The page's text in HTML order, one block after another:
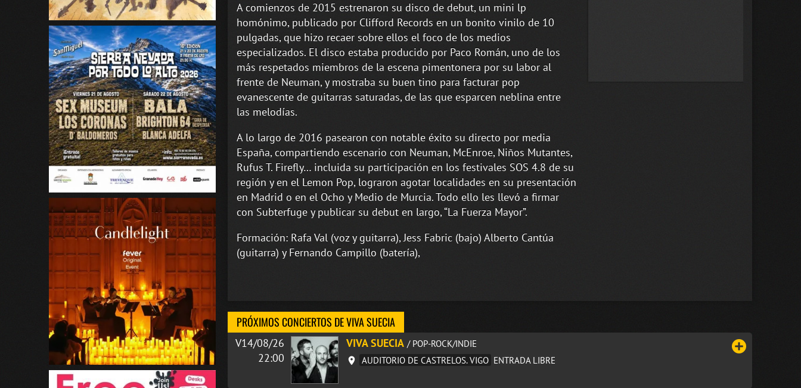
A comienzos de 2015 estrenaron su disco de debut, un mini lp
homónimo, publicado por Clifford Records en un bonito vinilo de 10
pulgadas, que hizo recaer sobre ellos el foco de los medios
especializados. El disco estaba producido por Paco Román, uno de los
más respetados miembros de la escena pimentonera por su labor al
frente de Neuman, y mostraba su buen tino para facturar pop
evanescente de guitarras saturadas, de las que esparcen neblina entre
las melodías.
A lo largo de 2016 pasearon con notable éxito su directo por media
España, compartiendo escenario con Neuman, McEnroe, Niños Mutantes,
Rufus T. Firefly… incluida su participación en los festivales SOS 4.8 de su
región y en el Lemon Pop, lograron agotar localidades en su presentación
en Madrid o en el Ocho y Medio de Murcia. Todo ello les llevó a firmar
con Subterfuge y publicar su debut en largo, “La Fuerza Mayor”.
Formación: Rafa Val (voz y guitarra), Jess Fabric (bajo) Alberto Cantúa
(guitarra) y Fernando Campillo (batería),
PRÓXIMOS CONCIERTOS DE VIVA SUECIA
V14/08/26
22:00
VIVA SUECIA / POP-ROCK/INDIE
AUDITORIO DE CASTRELOS. VIGO ENTRADA LIBRE